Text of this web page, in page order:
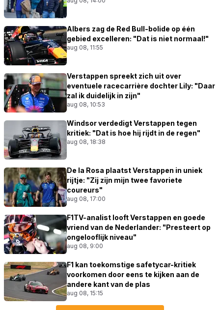
Albers zag de Red Bull-bolide op één
gebied excelleren: "Dat is niet normaal!"
aug 08, 11:55
Verstappen spreekt zich uit over
eventuele racecarrière dochter Lily: "Daar
zal ik duidelijk in zijn"
aug 08, 10:53
Windsor verdedigt Verstappen tegen
kritiek: "Dat is hoe hij rijdt in de regen"
aug 08, 18:38
De la Rosa plaatst Verstappen in uniek
rijtje: "Zij zijn mijn twee favoriete
coureurs"
aug 08, 17:00
F1TV-analist looft Verstappen en goede
vriend van de Nederlander: "Presteert op
ongelooflijk niveau"
aug 08, 9:00
F1 kan toekomstige safetycar-kritiek
voorkomen door eens te kijken aan de
andere kant van de plas
aug 08, 15:15